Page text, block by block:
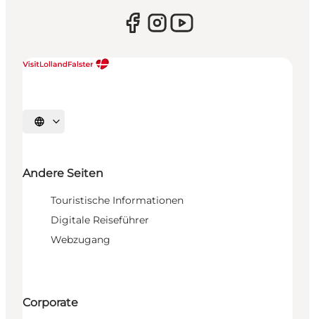
Sprache auswählen
Andere Seiten
Touristische Informationen
Digitale Reiseführer
Webzugang
Corporate